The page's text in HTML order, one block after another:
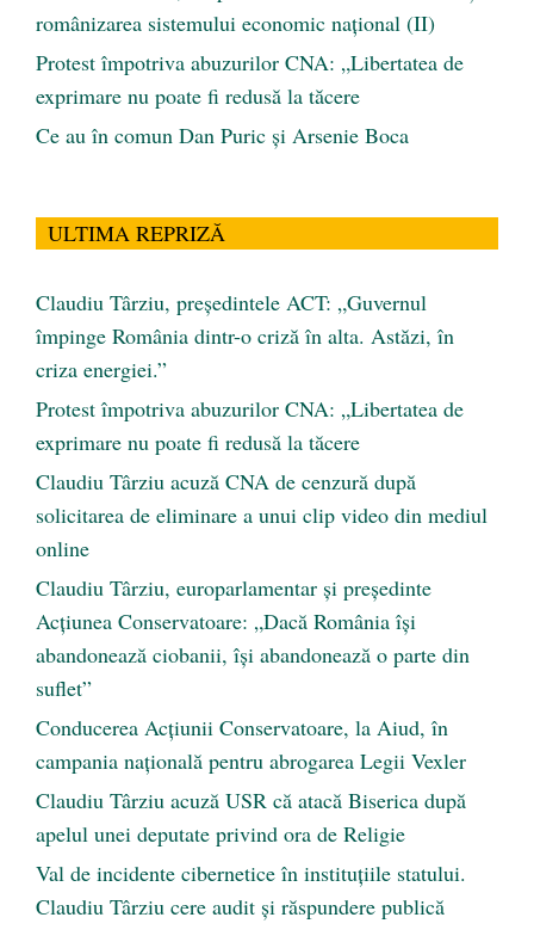
românizarea sistemului economic naţional (II)
Protest împotriva abuzurilor CNA: „Libertatea de
exprimare nu poate fi redusă la tăcere
Ce au în comun Dan Puric şi Arsenie Boca
ULTIMA REPRIZĂ
Claudiu Târziu, președintele ACT: „Guvernul
împinge România dintr-o criză în alta. Astăzi, în
criza energiei.”
Protest împotriva abuzurilor CNA: „Libertatea de
exprimare nu poate fi redusă la tăcere
Claudiu Târziu acuză CNA de cenzură după
solicitarea de eliminare a unui clip video din mediul
online
Claudiu Târziu, europarlamentar și președinte
Acțiunea Conservatoare: „Dacă România își
abandonează ciobanii, își abandonează o parte din
suflet”
Conducerea Acțiunii Conservatoare, la Aiud, în
campania națională pentru abrogarea Legii Vexler
Claudiu Târziu acuză USR că atacă Biserica după
apelul unei deputate privind ora de Religie
Val de incidente cibernetice în instituțiile statului.
Claudiu Târziu cere audit și răspundere publică